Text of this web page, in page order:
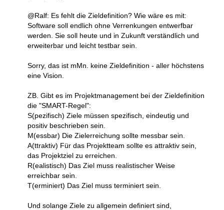
@Ralf: Es fehlt die Zieldefinition? Wie wäre es mit:
Software soll endlich ohne Verrenkungen entwerfbar
werden. Sie soll heute und in Zukunft verständlich und
erweiterbar und leicht testbar sein.
Sorry, das ist mMn. keine Zieldefinition - aller höchstens
eine Vision.
ZB. Gibt es im Projektmanagement bei der Zieldefinition
die "SMART-Regel":
S(pezifisch) Ziele müssen spezifisch, eindeutig und
positiv beschrieben sein.
M(essbar) Die Zielerreichung sollte messbar sein.
A(ttraktiv) Für das Projektteam sollte es attraktiv sein,
das Projektziel zu erreichen.
R(ealistisch) Das Ziel muss realistischer Weise
erreichbar sein.
T(erminiert) Das Ziel muss terminiert sein.
Und solange Ziele zu allgemein definiert sind,